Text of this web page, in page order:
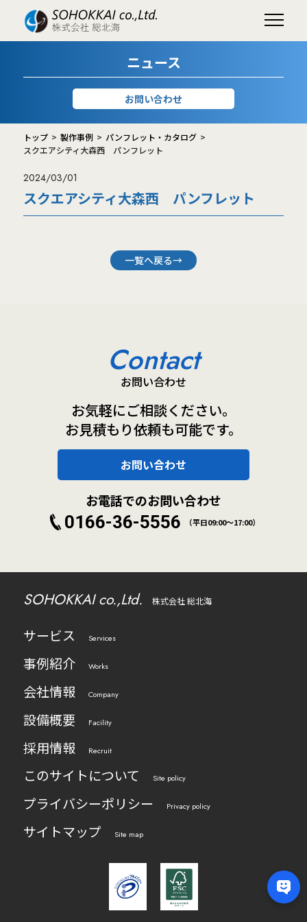
ニュース
お問い合わせ
トップ 製作事例
パンフレット・カタログ
スクエアシティ大森西 パンフレット
2024/03/01
スクエアシティ大森西 パンフレット
一覧へ戻る→
Contact
お問い合わせ
お気軽にご相談ください。
お見積もり依頼も可能です。
お問い合わせ
お電話でのお問い合わせ
0166-36-5556 （平日09:00～17:00）
SOHOKKAI co.,Ltd. 株式会社 総北海
サービス Services
事例紹介 Works
会社情報 Company
設備概要 Facility
採用情報 Recruit
このサイトについて Site policy
プライバシーポリシー Privacy policy
サイトマップ Site map